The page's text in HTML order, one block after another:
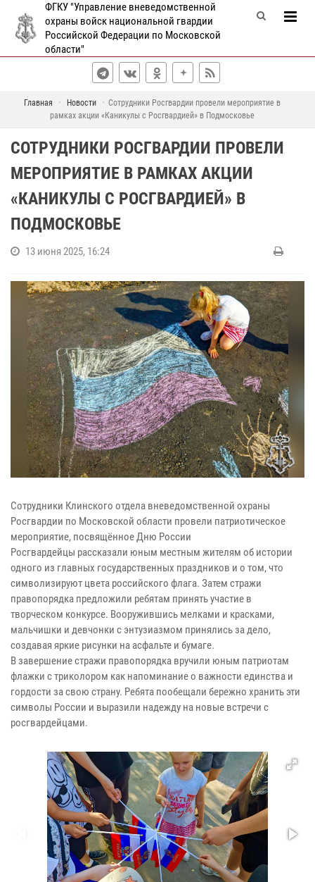
ФГКУ "Управление вневедомственной
охраны войск национальной гвардии
Российской Федерации по Московской
области"
Главная Новости
Сотрудники Росгвардии провели мероприятие в
рамках акции «Каникулы с Росгвардией» в Подмосковье
СОТРУДНИКИ РОСГВАРДИИ ПРОВЕЛИ
МЕРОПРИЯТИЕ В РАМКАХ АКЦИИ
«КАНИКУЛЫ С РОСГВАРДИЕЙ» В
ПОДМОСКОВЬЕ
13 июня 2025, 16:24
Сотрудники Клинского отдела вневедомственной охраны
Росгвардии по Московской области провели патриотическое
мероприятие, посвящённое Дню России
Росгвардейцы рассказали юным местным жителям об истории
одного из главных государственных праздников и о том, что
символизируют цвета российского флага. Затем стражи
правопорядка предложили ребятам принять участие в
творческом конкурсе. Вооружившись мелками и красками,
мальчишки и девчонки с энтузиазмом принялись за дело,
создавая яркие рисунки на асфальте и бумаге.
В завершение стражи правопорядка вручили юным патриотам
флажки с триколором как напоминание о важности единства и
гордости за свою страну. Ребята пообещали бережно хранить эти
символы России и выразили надежду на новые встречи с
росгвардейцами.